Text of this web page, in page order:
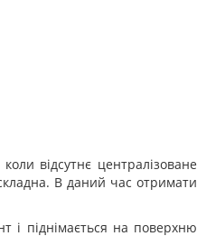
відсутнє централізоване
В даний час отримати
і піднімається на поверхню